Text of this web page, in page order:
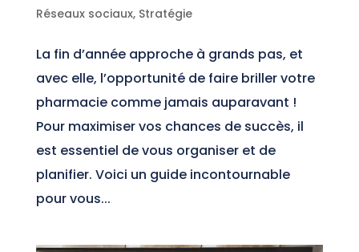
Réseaux sociaux, Stratégie
La fin d’année approche à grands pas, et
avec elle, l’opportunité de faire briller votre
pharmacie comme jamais auparavant !
Pour maximiser vos chances de succès, il
est essentiel de vous organiser et de
planifier. Voici un guide incontournable
pour vous...